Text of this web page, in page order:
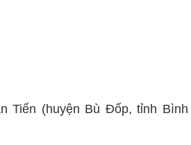
Tiến (huyện Bù Đốp, tỉnh Bình